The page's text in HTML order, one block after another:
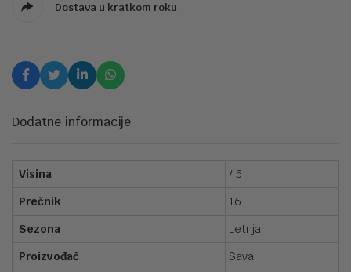
Dostava u kratkom roku
Dodatne informacije
Visina
45
Prečnik
16
Sezona
Letnja
Proizvođač
Sava